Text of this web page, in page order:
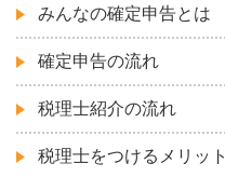
みんなの確定申告とは
確定申告の流れ
税理士紹介の流れ
税理士をつけるメリット